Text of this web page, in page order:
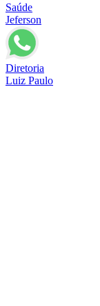
Saúde
Jeferson
Diretoria
Luiz Paulo